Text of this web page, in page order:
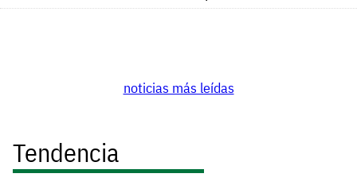
noticias más leídas
Tendencia